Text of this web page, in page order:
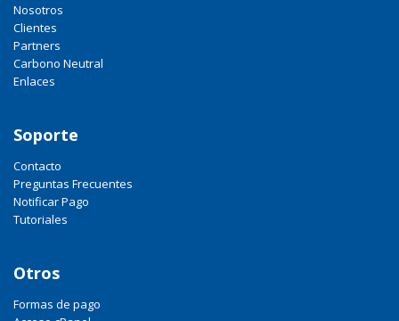
Nosotros
Clientes
Partners
Carbono Neutral
Enlaces
Soporte
Contacto
Preguntas Frecuentes
Notificar Pago
Tutoriales
Otros
Formas de pago